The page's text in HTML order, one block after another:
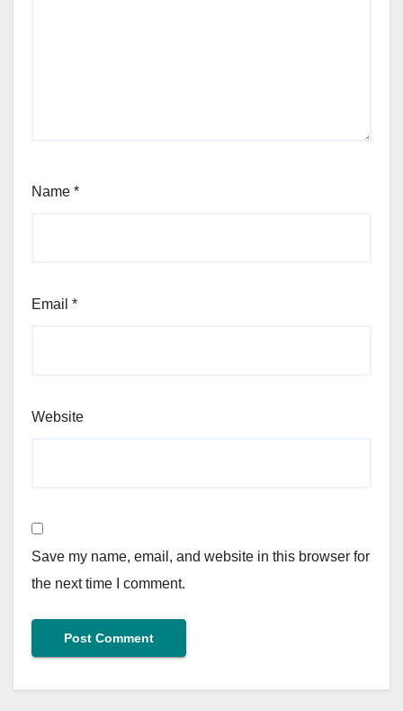
Name *
Email *
Website
Save my name, email, and website in this browser for
the next time I comment.